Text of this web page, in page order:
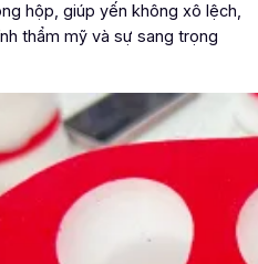
hộp, giúp yến không xô lệch,
thẩm mỹ và sự sang trọng